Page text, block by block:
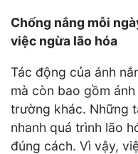
Chống nắng mỗi
việc ngừa lão hóa
Tác động của ánh
mà còn bao gồm
trường khác. Những
nhanh quá trình lão
đúng cách. Vì vậy,